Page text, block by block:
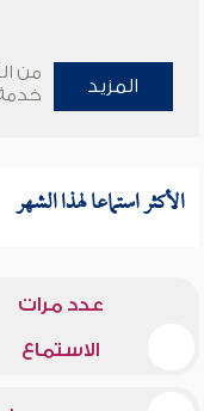
المزيد
من
خدمة
الأكثر استماعا لهذا الشهر
عدد مرات
الاستماع